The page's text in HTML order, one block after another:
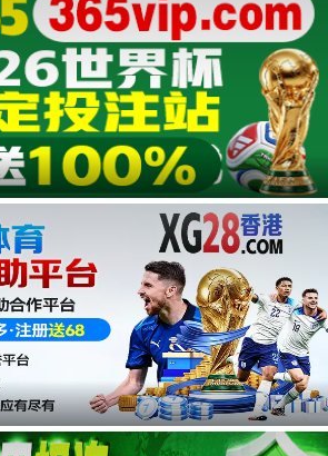
广告
广告